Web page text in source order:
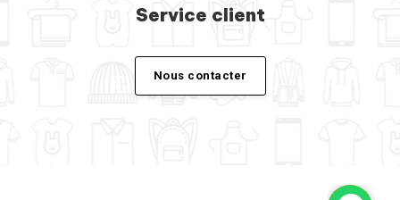
Service client
Nous contacter